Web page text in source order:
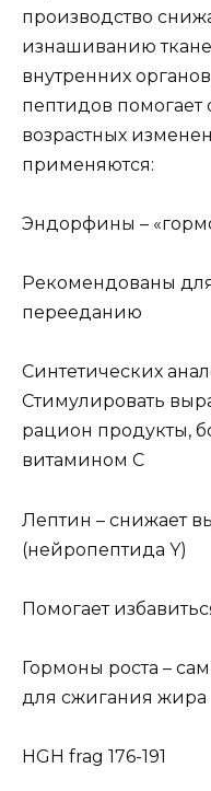
производство
изнашиванию
внутренних
пептидов помогает
возрастных
применяются:
Эндорфины –
Рекомендованы
перееданию
Синтетических
Стимулировать
рацион продукты,
витамином С
Лептин – снижает
(нейропептида Y)
Помогает
Гормоны роста –
для сжигания жира
HGH frag 176-191